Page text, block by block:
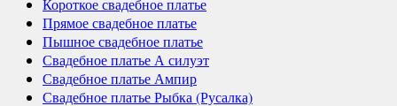
Короткое свадебное платье
Прямое свадебное платье
Пышное свадебное платье
Свадебное платье А силуэт
Свадебное платье Ампир
Свадебное платье Рыбка (Русалка)